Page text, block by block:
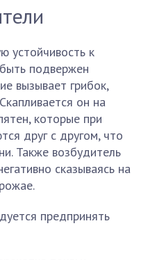
устойчивость к
подвержен
вызывает грибок,
он на
которые при
друг с другом, что
Также возбудитель
сказываясь на
предпринять